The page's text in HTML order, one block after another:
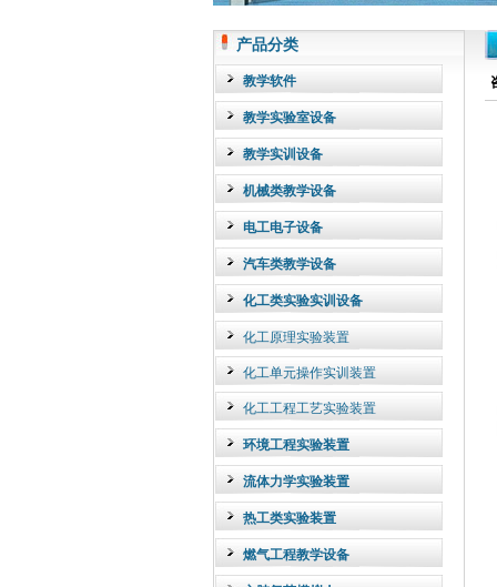
产品分类
教学软件
教学实验室设备
教学实训设备
机械类教学设备
电工电子设备
汽车类教学设备
化工类实验实训设备
化工原理实验装置
化工单元操作实训装置
化工工程工艺实验装置
环境工程实验装置
流体力学实验装置
热工类实验装置
燃气工程教学设备